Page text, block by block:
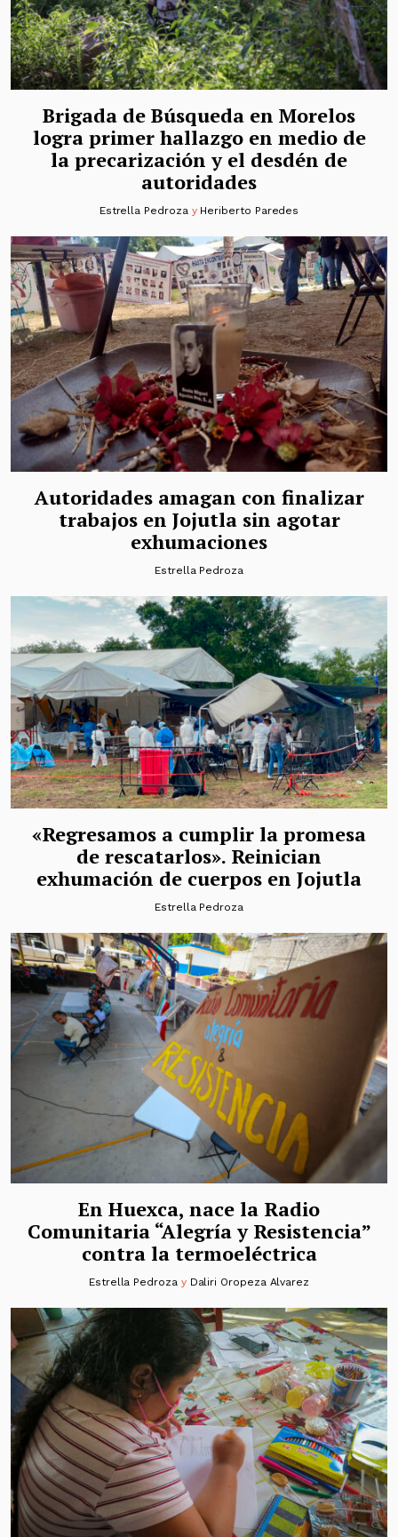
Brigada de Búsqueda en Morelos
logra primer hallazgo en medio de
la precarización y el desdén de
autoridades
Estrella Pedrozay Heriberto Paredes
Autoridades amagan con finalizar
trabajos en Jojutla sin agotar
exhumaciones
Estrella Pedroza
«Regresamos a cumplir la promesa
de rescatarlos». Reinician
exhumación de cuerpos en Jojutla
Estrella Pedroza
En Huexca, nace la Radio
Comunitaria “Alegría y Resistencia”
contra la termoeléctrica
Estrella Pedrozay Daliri Oropeza Alvarez